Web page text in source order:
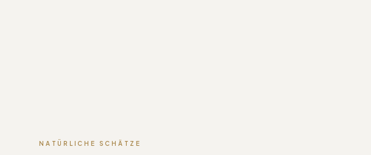
NATÜRLICHE SCHÄTZE